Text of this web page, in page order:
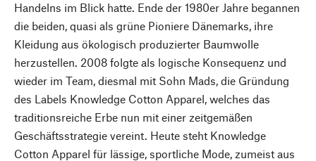
Handelns im Blick hatte. Ende der 1980er Jahre begannen
die beiden, quasi als grüne Pioniere Dänemarks, ihre
Kleidung aus ökologisch produzierter Baumwolle
herzustellen. 2008 folgte als logische Konsequenz und
wieder im Team, diesmal mit Sohn Mads, die Gründung
des Labels Knowledge Cotton Apparel, welches das
traditionsreiche Erbe nun mit einer zeitgemäßen
Geschäftsstrategie vereint. Heute steht Knowledge
Cotton Apparel für lässige, sportliche Mode, zumeist aus